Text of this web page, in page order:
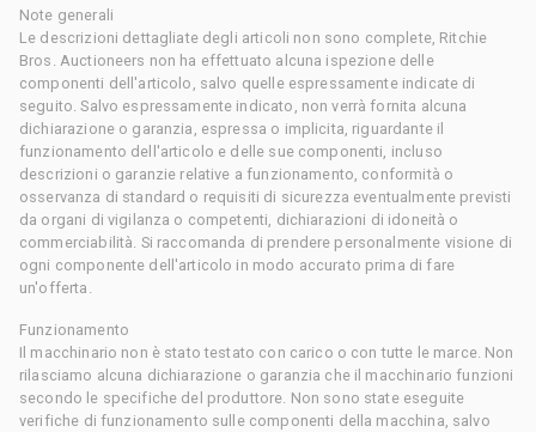
Note generali
Le descrizioni dettagliate degli articoli non sono complete, Ritchie
Bros. Auctioneers non ha effettuato alcuna ispezione delle
componenti dell'articolo, salvo quelle espressamente indicate di
seguito. Salvo espressamente indicato, non verrà fornita alcuna
dichiarazione o garanzia, espressa o implicita, riguardante il
funzionamento dell'articolo e delle sue componenti, incluso
descrizioni o garanzie relative a funzionamento, conformità o
osservanza di standard o requisiti di sicurezza eventualmente previsti
da organi di vigilanza o competenti, dichiarazioni di idoneità o
commerciabilità. Si raccomanda di prendere personalmente visione di
ogni componente dell'articolo in modo accurato prima di fare
un'offerta.
Funzionamento
Il macchinario non è stato testato con carico o con tutte le marce. Non
rilasciamo alcuna dichiarazione o garanzia che il macchinario funzioni
secondo le specifiche del produttore. Non sono state eseguite
verifiche di funzionamento sulle componenti della macchina, salvo